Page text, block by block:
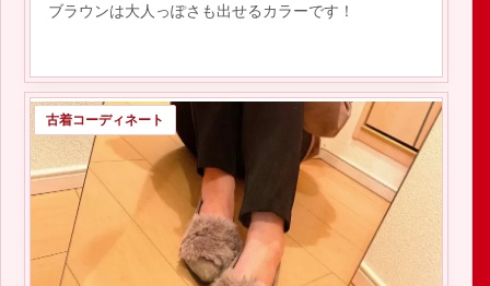
ブラウンは大人っぽさも出せるカラーです！
古着コーディネート